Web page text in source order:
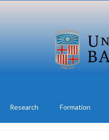
Research Formation